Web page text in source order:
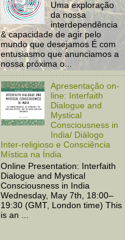
Uma exploração
da nossa
interdependência
& capacidade de agir pelo
mundo que desejamos É com
entusiasmo que anunciamos a
nossa próxima o...
Apresentação on-
line: Interfaith
Dialogue and
Mystical
Consciousness in
India/ Diálogo
Inter-religioso e Consciência
Mística na Índia
Online Presentation: Interfaith
Dialogue and Mystical
Consciousness in India
Wednesday, May 7th, 18:00–
19:30 (GMT, London time) This
is an ...